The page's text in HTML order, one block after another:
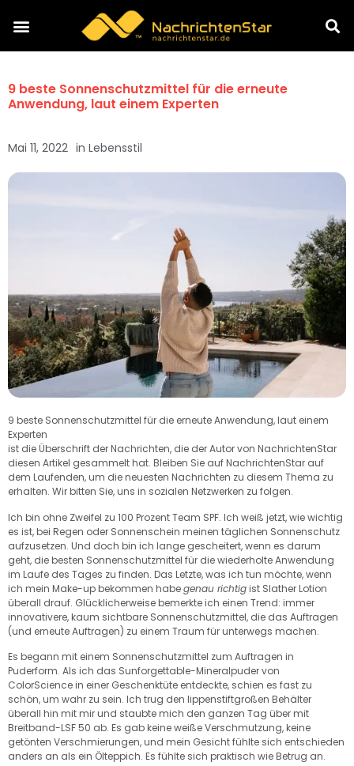
9 beste Sonnenschutzmittel für die erneute
Anwendung, laut einem Experten
Mai 11, 2022 in Lebensstil
9 beste Sonnenschutzmittel für die erneute Anwendung, laut einem
Experten
ist die Überschrift der Nachrichten, die der Autor von NachrichtenStar
diesen Artikel gesammelt hat. Bleiben Sie auf NachrichtenStar auf
dem Laufenden, um die neuesten Nachrichten zu diesem Thema zu
erhalten. Wir bitten Sie, uns in sozialen Netzwerken zu folgen.
Ich bin ohne Zweifel zu 100 Prozent Team SPF. Ich weiß jetzt, wie wichtig
es ist, bei Regen oder Sonnenschein meinen täglichen Sonnenschutz
aufzusetzen. Und doch bin ich lange gescheitert, wenn es darum
geht, die besten Sonnenschutzmittel für die wiederholte Anwendung
im Laufe des Tages zu finden. Das Letzte, was ich tun möchte, wenn
ich mein Make-up bekommen habegenau richtigist Slather Lotion
überall drauf. Glücklicherweise bemerkte ich einen Trend: immer
innovativere, kaum sichtbare Sonnenschutzmittel, die das Auftragen
(und erneute Auftragen) zu einem Traum für unterwegs machen.
Es begann mit einem Sonnenschutzmittel zum Auftragen in
Puderform. Als ich das Sunforgettable-Mineralpuder von
ColorScience in einer Geschenktüte entdeckte, schien es fast zu
schön, um wahr zu sein. Ich trug den lippenstiftgroßen Behälter
überall hin mit mir und staubte mich den ganzen Tag über mit
Breitband-LSF 50 ab. Es gab keine weiße Verschmutzung, keine
getönten Verschmierungen, und mein Gesicht fühlte sich entschieden
anders an als ein Ölteppich. Es fühlte sich praktisch wie Betrug an.